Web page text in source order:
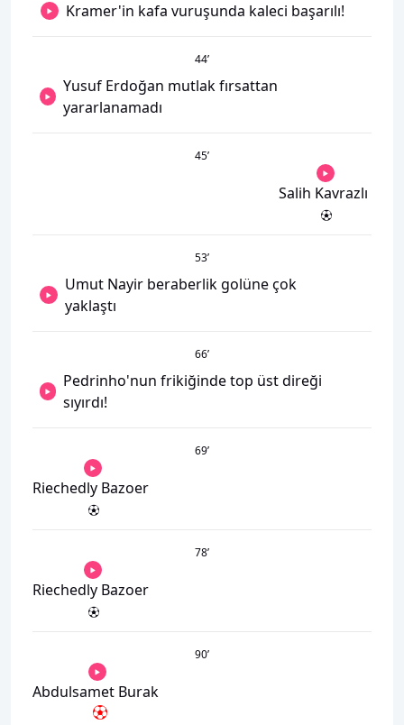
Kramer'in kafa vuruşunda kaleci başarılı!
44’
Yusuf Erdoğan mutlak fırsattan
yararlanamadı
45’
Salih Kavrazlı
53’
Umut Nayir beraberlik golüne çok
yaklaştı
66’
Pedrinho'nun frikiğinde top üst direği
sıyırdı!
69’
Riechedly Bazoer
78’
Riechedly Bazoer
90’
Abdulsamet Burak